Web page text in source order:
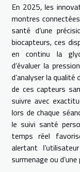
En 2025, les
montres
santé d’une
biocapteurs, ces
en continu la
d’évaluer la
d’analyser la qualité
de ces capteurs
suivre avec
lors de chaque
le suivi santé
temps réel
alertant
surmenage ou